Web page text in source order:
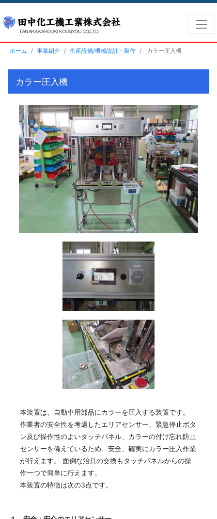
ホーム 事業紹介 生産設備/機械設計・製作 カラー圧入機
カラー圧入機
本装置は、自動車用部品にカラーを圧入する装置です。
作業者の安全性を考慮したエリアセンサー、緊急停止ボタ
ン及び操作性のよいタッチパネル、カラーの付け忘れ防止
センサーを備えているため、安全、確実にカラー圧入作業
が行えます。 面倒な治具の交換もタッチパネルからの操
作一つで簡単に行えます。
本装置の特徴は次の3点です。